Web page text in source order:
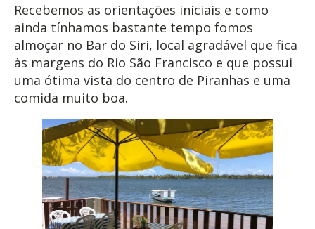
Recebemos as orientações iniciais e como
ainda tínhamos bastante tempo fomos
almoçar no Bar do Siri, local agradável que fica
às margens do Rio São Francisco e que possui
uma ótima vista do centro de Piranhas e uma
comida muito boa.